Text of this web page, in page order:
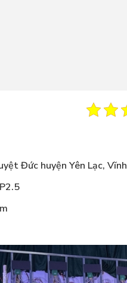
Đức huyện Yên Lạc,